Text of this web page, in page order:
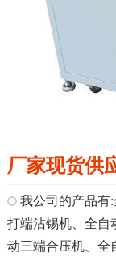
厂家现货供
我公司的产品有
打端沾锡机、全自
动三端合压机、全